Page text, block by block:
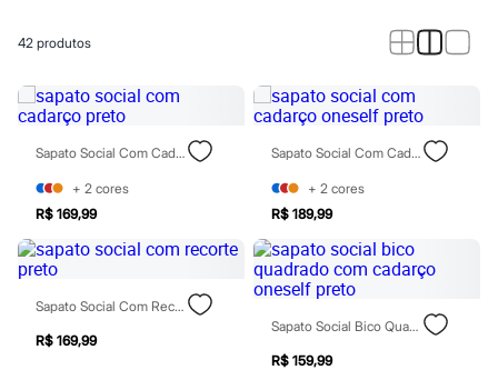
Blusas e Camisetas
Calças
Casacos e Jaquetas
Jeans
Macacões
Saias
Shorts e Bermudas
Vestidos
Acessórios
Bolsas
Bonés e Chapéus
Bijoux
Cintos
Relógios
42 produtos
Sapato Social Com Cadarço Preto
+ 2 cores
R$ 169,99
Sapato Social Com Cadarço Oneself Preto
+ 2 cores
R$ 189,99
Sapato Social Com Recorte Preto
R$ 169,99
Sapato Social Bico Quadrado Com Cadarço Oneself Preto
R$ 159,99